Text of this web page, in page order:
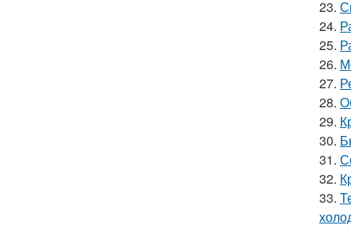
23.
24.
25.
26.
27.
28.
29.
30.
31.
32.
33.